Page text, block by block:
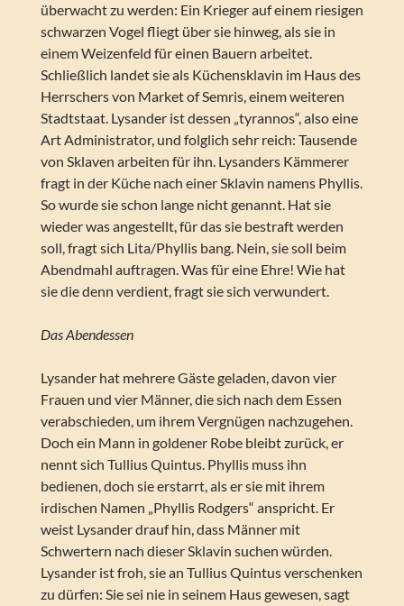
überwacht zu werden: Ein Krieger auf einem riesigen
schwarzen Vogel fliegt über sie hinweg, als sie in
einem Weizenfeld für einen Bauern arbeitet.
Schließlich landet sie als Küchensklavin im Haus des
Herrschers von Market of Semris, einem weiteren
Stadtstaat. Lysander ist dessen „tyrannos“, also eine
Art Administrator, und folglich sehr reich: Tausende
von Sklaven arbeiten für ihn. Lysanders Kämmerer
fragt in der Küche nach einer Sklavin namens Phyllis.
So wurde sie schon lange nicht genannt. Hat sie
wieder was angestellt, für das sie bestraft werden
soll, fragt sich Lita/Phyllis bang. Nein, sie soll beim
Abendmahl auftragen. Was für eine Ehre! Wie hat
sie die denn verdient, fragt sie sich verwundert.
Das Abendessen
Lysander hat mehrere Gäste geladen, davon vier
Frauen und vier Männer, die sich nach dem Essen
verabschieden, um ihrem Vergnügen nachzugehen.
Doch ein Mann in goldener Robe bleibt zurück, er
nennt sich Tullius Quintus. Phyllis muss ihn
bedienen, doch sie erstarrt, als er sie mit ihrem
irdischen Namen „Phyllis Rodgers“ anspricht. Er
weist Lysander drauf hin, dass Männer mit
Schwertern nach dieser Sklavin suchen würden.
Lysander ist froh, sie an Tullius Quintus verschenken
zu dürfen: Sie sei nie in seinem Haus gewesen, sagt